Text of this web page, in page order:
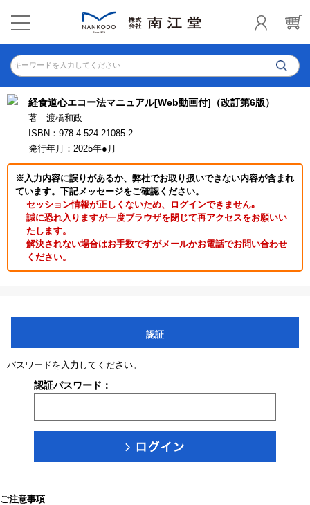
キーワードを入力してください
経食道心エコー法マニュアル[Web動画付]（改訂第6版）
著 渡橋和政
ISBN：978-4-524-21085-2
発行年月：2025年●月
※入力内容に誤りがあるか、弊社でお取り扱いできない内容が含まれ
ています。下記メッセージをご確認ください。
セッション情報が正しくないため、ログインできません｡
誠に恐れ入りますが一度ブラウザを閉じて再アクセスをお願いい
たします。
解決されない場合はお手数ですがメールかお電話でお問い合わせ
ください。
認証
パスワードを入力してください。
認証パスワード：
ご注意事項